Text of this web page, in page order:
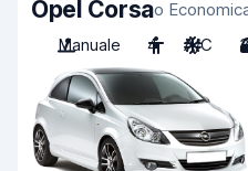
Opel Corsao
Manuale
4 A/C 3